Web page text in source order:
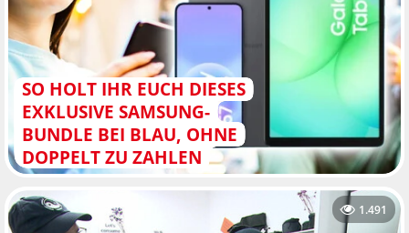
SO HOLT IHR EUCH DIESES
EXKLUSIVE SAMSUNG-
BUNDLE BEI BLAU, OHNE
DOPPELT ZU ZAHLEN
1.491